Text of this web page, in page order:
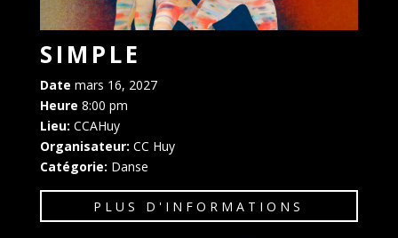
SIMPLE
Date mars 16, 2027
Heure 8:00 pm
Lieu: CCAHuy
Organisateur: CC Huy
Catégorie: Danse
PLUS D'INFORMATIONS